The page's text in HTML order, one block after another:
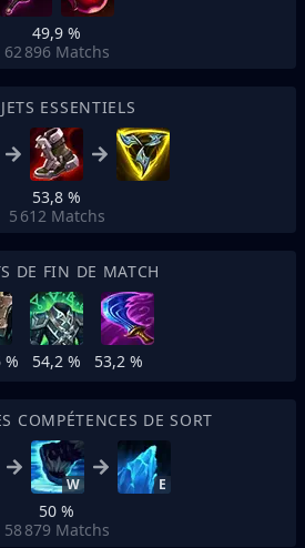
49,9 %
62 896 Matchs
ESSENTIELS
53,8 %
5 612 Matchs
DE FIN DE MATCH
% 54,2 % 53,2 %
COMPÉTENCES DE SORT
W E
50 %
58 879 Matchs